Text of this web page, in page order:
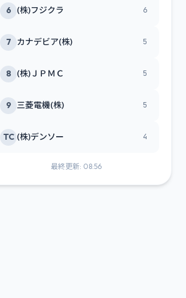
6 (株)フジクラ 6
7 カナデビア(株) 5
8 (株)ＪＰＭＣ 5
9 三菱電機(株) 5
TC (株)デンソー 4
最終更新: 08:56